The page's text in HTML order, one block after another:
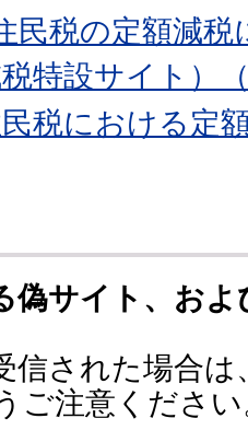
民税の定額減税
特設サイト）
税における定
偽サイト、お
された場合は
ご注意くださ